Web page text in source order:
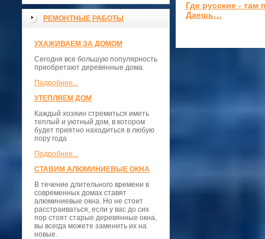
РЕМОНТНЫЕ РАБОТЫ
УХАЖИВАЕМ ЗА ДОМОМ
Сегодня все большую популярность
приобретают деревянные дома.
Подробнее...
УТЕПЛЯЕМ ДОМ
Каждый хозяин стремиться иметь
теплый и уютный дом, в котором
будет приятно находиться в любую
пору года
Подробнее...
СТАВИМ АЛЮМИНИЕВЫЕ ОКНА
В течение длительного времени в
современных домах ставят
алюминиевые окна. Но не стоит
расстраиваться, если у вас до сих
пор стоят старые деревянные окна,
вы всегда можете заменить их на
новые.
Где русские - там
Даешь…